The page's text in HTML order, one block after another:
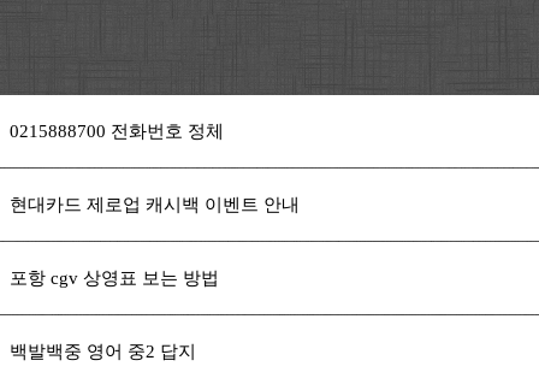
0215888700 전화번호 정체
현대카드 제로업 캐시백 이벤트 안내
포항 cgv 상영표 보는 방법
백발백중 영어 중2 답지